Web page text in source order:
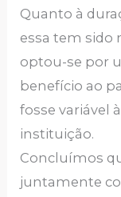
Quanto à
essa tem sido
optou-se por
benefício ao
fosse variável
instituição.
Concluímos
juntamente